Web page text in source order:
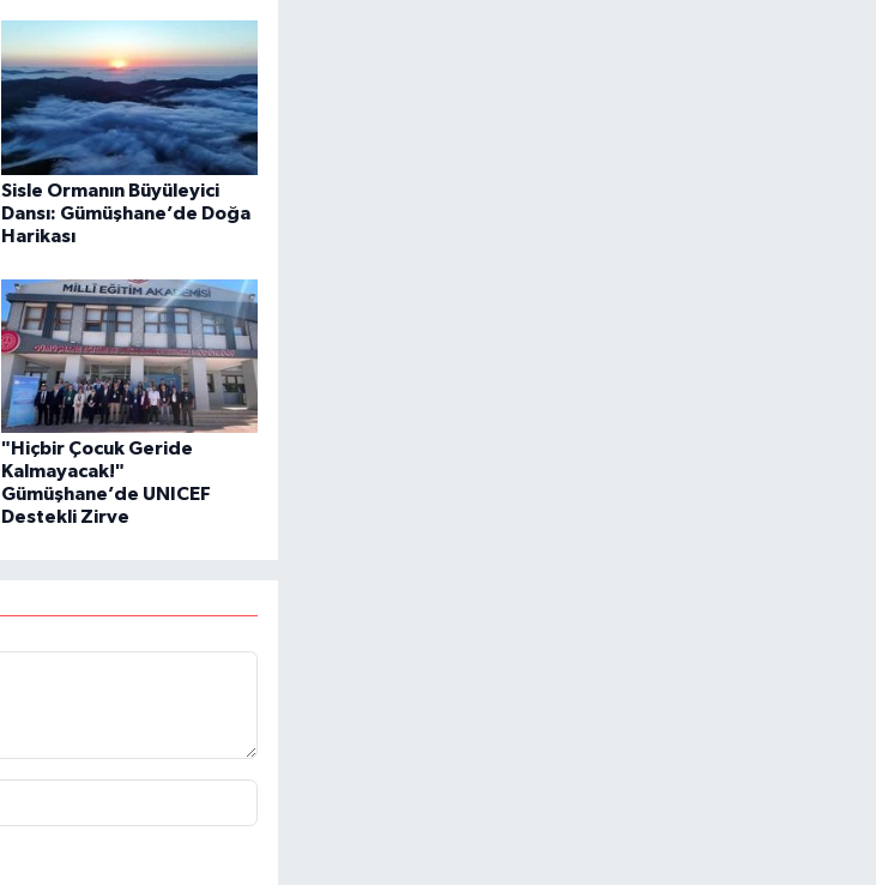
Sisle Ormanın Büyüleyici
Dansı: Gümüşhane’de Doğa
Harikası
"Hiçbir Çocuk Geride
Kalmayacak!"
Gümüşhane’de UNICEF
Destekli Zirve